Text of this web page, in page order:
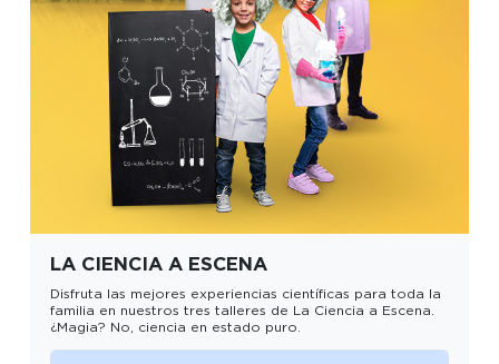
LA CIENCIA A ESCENA
Disfruta las mejores experiencias científicas para toda la
familia en nuestros tres talleres de La Ciencia a Escena
¿Magia? No, ciencia en estado puro.
FECHA